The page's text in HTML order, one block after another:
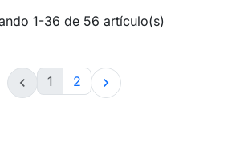
1-36 de 56 artículo(s)
 1 2 